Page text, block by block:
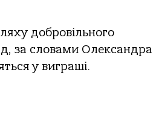
добровільного
за словами Олександра
у виграші.